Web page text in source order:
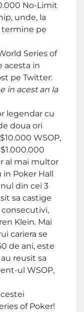
No-Limit
unde, la
termine pe
Series of
acesta in
pe Twitter:
in acest an la
legendar cu
doua ori
WSOP,
al mai multor
Poker Hall
din cei 3
sa castige
Klein. Mai
cariera se
de ani, este
reusit sa
ul WSOP,
of Poker!